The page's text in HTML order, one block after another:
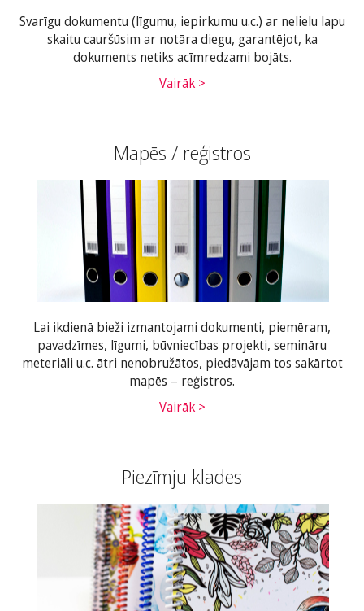
Svarīgu dokumentu (līgumu, iepirkumu u.c.) ar nelielu lapu
skaitu cauršūsim ar notāra diegu, garantējot, ka
dokuments netiks acīmredzami bojāts.
Vairāk >
Mapēs / reģistros
Lai ikdienā bieži izmantojami dokumenti, piemēram,
pavadzīmes, līgumi, būvniecības projekti, semināru
meteriāli u.c. ātri nenobružātos, piedāvājam tos sakārtot
mapēs – reģistros.
Vairāk >
Piezīmju klades